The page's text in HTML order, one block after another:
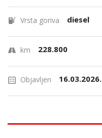
Vrsta goriva diesel
km 228.800
Objavljen 16.03.2026.